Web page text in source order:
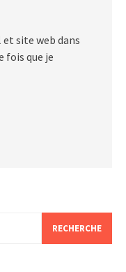
site web dans
fois que je
RECHERCHE